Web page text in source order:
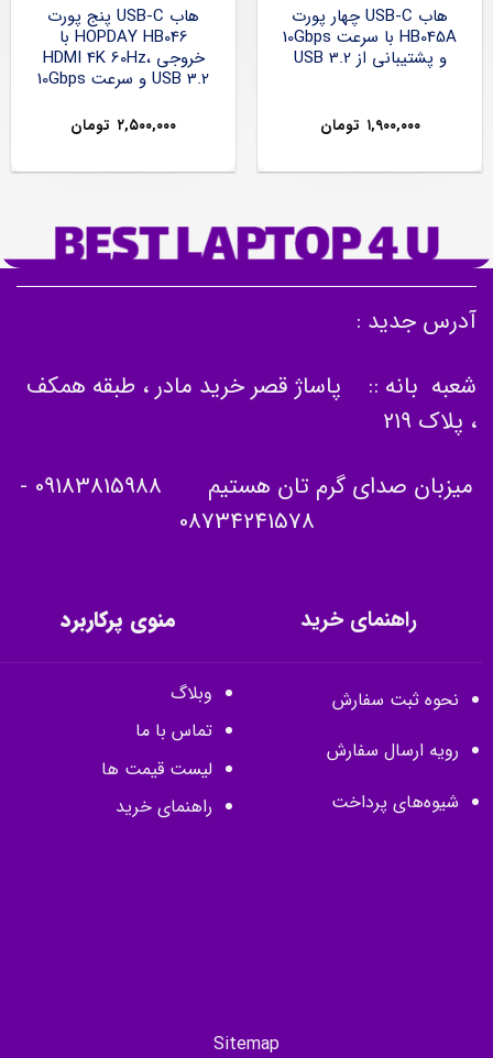
هاب USB-C چهار پورت
HB045A با سرعت 10Gbps
و پشتیبانی از USB 3.2
۱,۹۰۰,۰۰۰ تومان
هاب USB-C پنج پورت
HOPDAY HB046 با
خروجی HDMI 4K 60Hz،
USB 3.2 و سرعت 10Gbps
۲,۵۰۰,۰۰۰ تومان
آدرس جدید :
شعبه بانه :: پاساژ قصر خرید مادر ، طبقه همکف
، پلاک 219
میزبان صدای گرم تان هستیم 09183815988
-
08734241578
راهنمای خرید
نحوه ثبت سفارش
رویه ارسال سفارش
شیوه‌های پرداخت
منوی پرکاربرد
وبلاگ
تماس با ما
لیست قیمت ها
راهنمای خرید
Sitemap